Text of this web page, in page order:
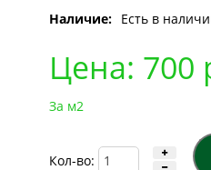
Наличие: Есть в
Цена: 700
За м2
Кол-во: